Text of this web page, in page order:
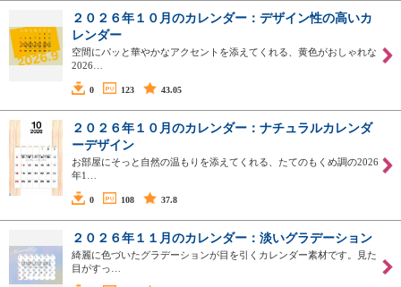
２０２６年１０月のカレンダー：デザイン性の高いカ
レンダー
空間にパッと華やかなアクセントを添えてくれる、黄色がおしゃれな
2026…
0 123 43.05
２０２６年１０月のカレンダー：ナチュラルカレンダ
ーデザイン
お部屋にそっと自然の温もりを添えてくれる、たてのもくめ調の2026
年1…
0 108 37.8
２０２６年１１月のカレンダー：淡いグラデーション
綺麗に色づいたグラデーションが目を引くカレンダー素材です。見た
目がすっ…